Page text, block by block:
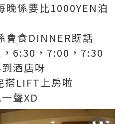
晚係要比1000YEN泊
會食DINNER既話
6:30，7:00，7:30
酒店呀
搭LIFT上房啦
聲XD